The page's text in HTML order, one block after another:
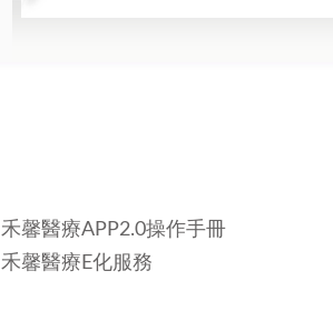
禾馨醫療APP2.0操作手冊
禾馨醫療E化服務